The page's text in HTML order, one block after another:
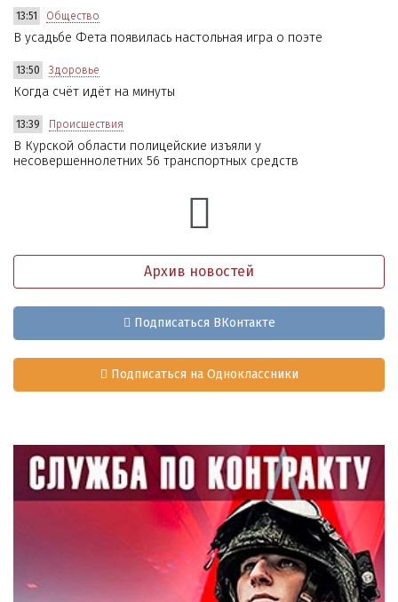
13:51 Общество
В усадьбе Фета появилась настольная игра о поэте
13:50 Здоровье
Когда счёт идёт на минуты
13:39 Происшествия
В Курской области полицейские изъяли у
несовершеннолетних 56 транспортных средств
Архив новостей
Подписаться ВКонтакте
Подписаться на Одноклассники